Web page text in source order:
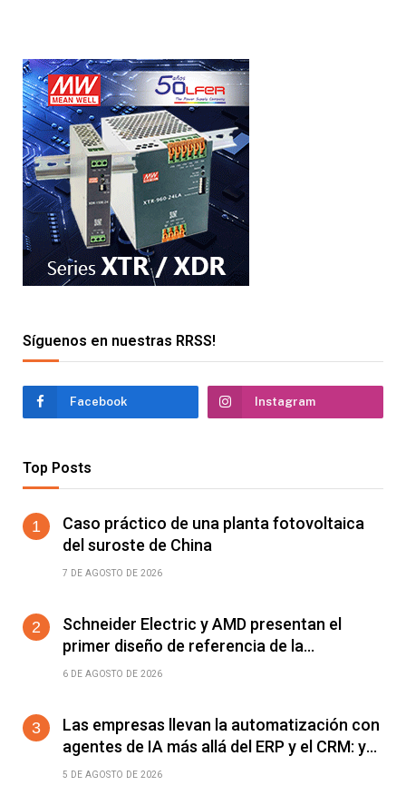
Síguenos en nuestras RRSS!
Facebook Instagram
Top Posts
Caso práctico de una planta fotovoltaica
del suroste de China
7 DE AGOSTO DE 2026
Schneider Electric y AMD presentan el
primer diseño de referencia de la
plataforma Helios para acelerar el
6 DE AGOSTO DE 2026
Las empresas llevan la automatización con
agentes de IA más allá del ERP y el CRM: ya
alcanza a cualquier software conectable
5 DE AGOSTO DE 2026